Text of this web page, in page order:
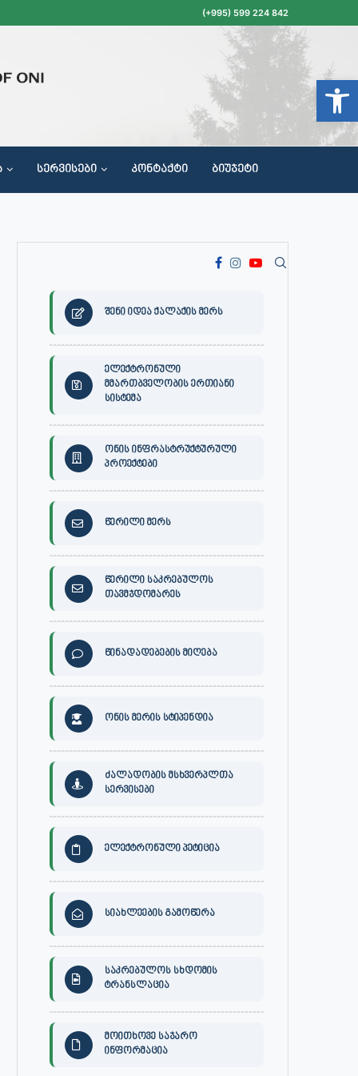
(+995) 599 224 842
ᲡᲔᲠᲕᲘᲡᲔᲑᲘ ᲙᲝᲜᲢᲐᲥᲢᲘ ᲑᲘᲣᲯᲔᲢᲘ
შენი იდეა ქალაქის მერს
ელექტრონული
მმართბველობის ერთიანი
სისტემა
ონის ინფრასტრუქტურული
პროექტები
წერილი მერს
წერილი საკრებულოს
თავმჯდომარეს
წინადადებების მიღება
ონის მერის სტიპენდია
ძალადობის მსხვერპლთა
სერვისები
ელექტრონული პეტიცია
სიახლეების გამოწერა
საკრებულოს სხდომის
ტრანსლაცია
მოითხოვე საჯარო
ინფორმაცია